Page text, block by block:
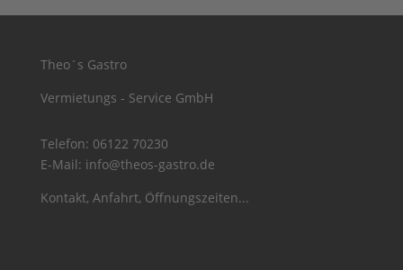
Theo´s Gastro
Vermietungs - Service GmbH
Telefon: 06122 70230
E-Mail: info@theos-gastro.de
Kontakt, Anfahrt, Öffnungszeiten...